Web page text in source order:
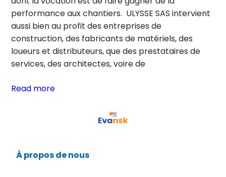
performance aux chantiers. ULYSSE SAS intervient
aussi bien au profit des entreprises de
construction, des fabricants de matériels, des
loueurs et distributeurs, que des prestataires de
services, des architectes, voire de
Read more
À propos de nous